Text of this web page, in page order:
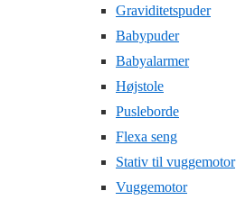
Graviditetspuder
Babypuder
Babyalarmer
Højstole
Pusleborde
Flexa seng
Stativ til vuggemotor
Vuggemotor